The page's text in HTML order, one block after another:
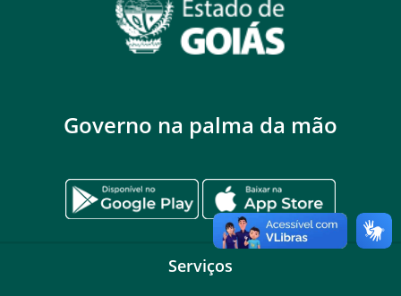
Governo na palma da mão
Serviços